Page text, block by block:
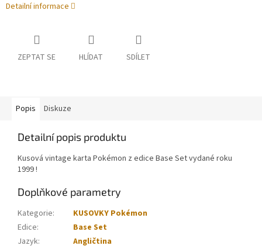
Detailní informace
ZEPTAT SE HLÍDAT SDÍLET
Popis Diskuze
Detailní popis produktu
Kusová vintage karta Pokémon z edice Base Set vydané roku
1999 !
Doplňkové parametry
Kategorie:
KUSOVKY Pokémon
Edice:
Base Set
Jazyk:
Angličtina